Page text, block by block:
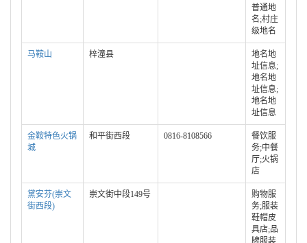
普通地
名;村庄
级地名
马鞍山 梓潼县
地名地
址信息;
地名地
址信息;
地名地
址信息
金鞍特色火锅
城
和平街西段 0816-8108566
餐饮服
务;中餐
厅;火锅
店
黛安芬(崇文
街西段)
崇文街中段149号
购物服
务;服装
鞋帽皮
具店;品